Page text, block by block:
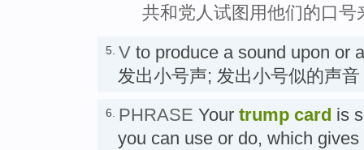
共和党人试图用他们的口号
5. V to produce a sound upon or
发出小号声; 发出小号似的声音
6. PHRASE Your trump card is
you can use or do, which